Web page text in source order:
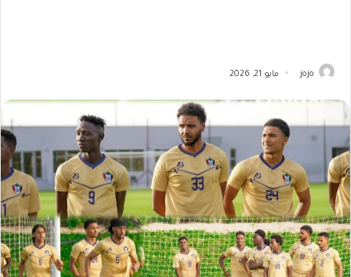
jojo مايو 21, 2026